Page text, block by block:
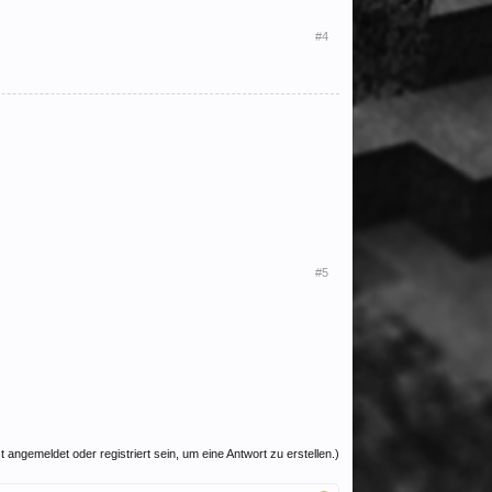
#4
#5
angemeldet oder registriert sein, um eine Antwort zu erstellen.)